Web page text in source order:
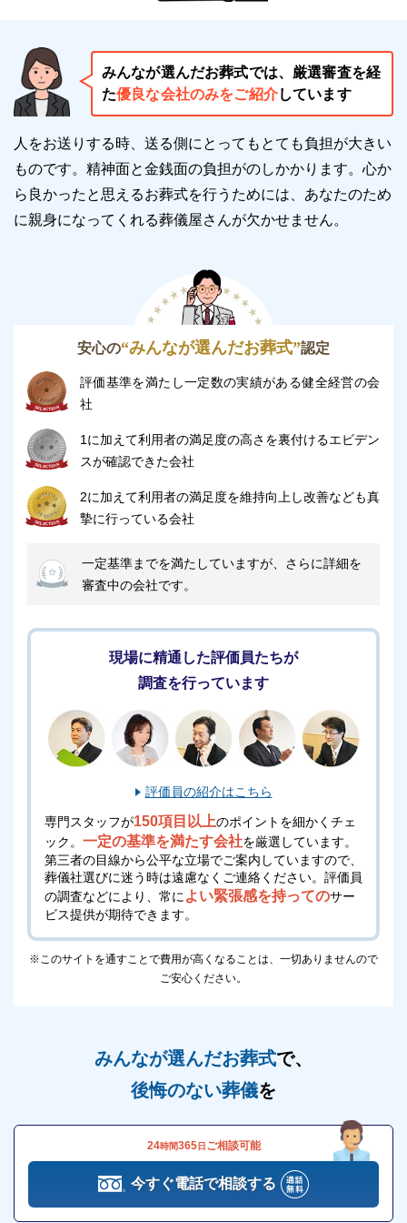
みんなが選んだお葬式では、厳選審査を経
た優良な会社のみをご紹介しています
人をお送りする時、送る側にとってもとても負担が大きい
ものです。精神面と金銭面の負担がのしかかります。 心か
ら良かったと思えるお葬式を行うためには、あなたのため
に親身になってくれる葬儀屋さんが欠かせません。
安心の“みんなが選んだお葬式”認定
評価基準を満たし一定数の実績がある健全経営の会
社
1に加えて利用者の満足度の高さを裏付けるエビデン
スが確認できた会社
2に加えて利用者の満足度を維持向上し改善なども真
摯に行っている会社
一定基準までを満たしていますが、さらに詳細を
審査中の会社です。
現場に精通した評価員たちが
調査を行っています
評価員の紹介はこちら
専門スタッフが150項目以上のポイントを細かくチェ
ック。 一定の基準を満たす会社を厳選しています。
第三者の目線から公平な立場でご案内していますので、
葬儀社選びに迷う時は遠慮なくご連絡ください。 評価員
の調査などにより、常に よい緊張感を持ってのサー
ビス提供が期待できます。
※このサイトを通すことで費用が高くなることは、一切ありませんので
ご安心ください。
みんなが選んだお葬式で、
後悔のない葬儀を
24時間365日 ご相談可能
今すぐ電話で相談する